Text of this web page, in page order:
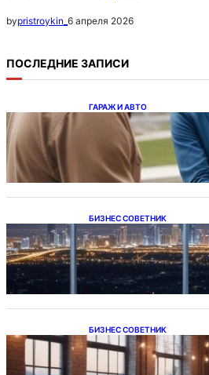
bypristroykin_ 6 апреля 2026
ПОСЛЕДНИЕ ЗАПИСИ
ГАРАЖ И АВТО
Ипотека на
при оформлении
напрямую у
БИЗНЕС СОВЕТНИК
Каталог
светильников и
освещения в
БИЗНЕС СОВЕТНИК
Подвесные
светильники на